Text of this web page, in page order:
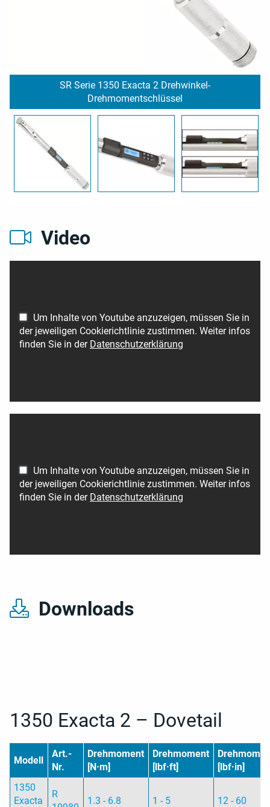
SR Serie 1350 Exacta 2 Drehwinkel-
Drehmomentschlüssel
Video
Um Inhalte von Youtube anzuzeigen, müssen Sie in
der jeweiligen Cookierichtlinie zustimmen. Weiter infos
finden Sie in der Datenschutzerklärung
Um Inhalte von Youtube anzuzeigen, müssen Sie in
der jeweiligen Cookierichtlinie zustimmen. Weiter infos
finden Sie in der Datenschutzerklärung
Downloads
1350 Exacta 2 – Dovetail
Modell
Art.-
Nr.
Drehmoment
[N·m]
Drehmoment
[lbf·ft]
[lbf·in]
1350
Exacta
R
1.3 - 6.8 1 - 5 12 - 60